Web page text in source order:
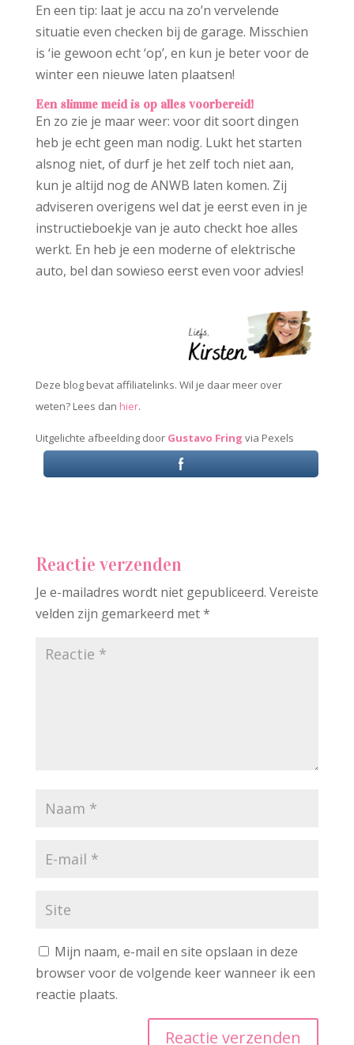
En een tip: laat je accu na zo’n vervelende
situatie even checken bij de garage. Misschien
is ‘ie gewoon echt ‘op’, en kun je beter voor de
winter een nieuwe laten plaatsen!
Een slimme meid is op alles voorbereid!
En zo zie je maar weer: voor dit soort dingen
heb je echt geen man nodig. Lukt het starten
alsnog niet, of durf je het zelf toch niet aan,
kun je altijd nog de ANWB laten komen. Zij
adviseren overigens wel dat je eerst even in je
instructieboekje van je auto checkt hoe alles
werkt. En heb je een moderne of elektrische
auto, bel dan sowieso eerst even voor advies!
Deze blog bevat affiliatelinks. Wil je daar meer over
weten? Lees dan hier.
Uitgelichte afbeelding door Gustavo Fring via Pexels
Reactie verzenden
Je e-mailadres wordt niet gepubliceerd. Vereiste
velden zijn gemarkeerd met*
Mijn naam, e-mail en site opslaan in deze
browser voor de volgende keer wanneer ik een
reactie plaats.